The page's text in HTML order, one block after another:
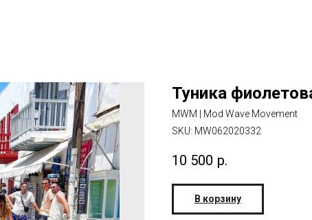
Туника
MWM | Mod Wave Movement
SKU: MW062020332
10 500 р.
В корзину